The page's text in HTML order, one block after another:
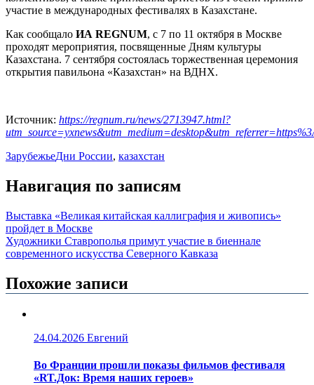
участие в международных фестивалях в Казахстане.
Как сообщало ИА REGNUM, с 7 по 11 октября в Москве
проходят мероприятия, посвященные Дням культуры
Казахстана. 7 сентября состоялась торжественная церемония
открытия павильона «Казахстан» на ВДНХ.
Источник: https://regnum.ru/news/2713947.html?
ЗарубежьеДни России, казахстан
Навигация по записям
Выставка «Великая китайская каллиграфия и живопись»
пройдет в Москве
Художники Ставрополья примут участие в биеннале
современного искусства Северного Кавказа
Похожие записи
24.04.2026 Евгений
Во Франции прошли показы фильмов фестиваля
«RT.Док: Время наших героев»